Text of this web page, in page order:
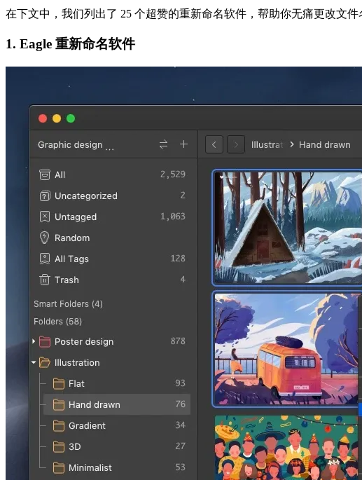
在下文中，我们列出了 25 个超赞的重新命名软件，帮助你无痛更改文件
1. Eagle 重新命名软件